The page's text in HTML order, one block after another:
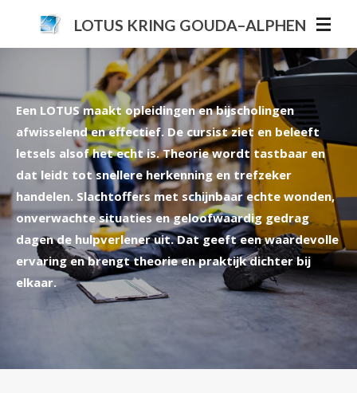
hoofdinhoud
LOTUS KRING GOUDA–ALPHEN
Een LOTUS maakt opleidingen en bijscholingen
afwisselend en effectief. De cursist ziet en beleeft
letsels alsof het echt is. Theorie wordt tastbaar en
dat leidt tot snellere herkenning en trefzeker
handelen. Slachtoffers met schijnbaar echte wonden,
onverwachte situaties en geloofwaardig gedrag
dagen de hulpverlener uit. Dat geeft een waardevolle
ervaring en brengt theorie en praktijk dichter bij
elkaar.